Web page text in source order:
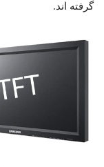
گرفته اند.